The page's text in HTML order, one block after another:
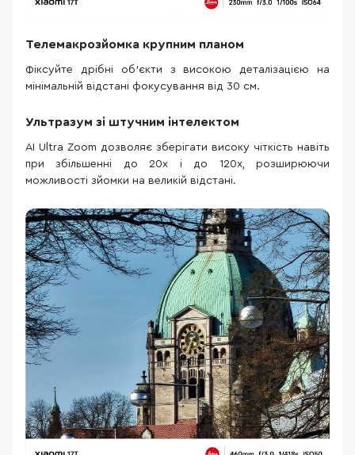
Телемакрозйомка крупним планом
Фіксуйте дрібні об’єкти з високою деталізацією на
мінімальній відстані фокусування від 30 см.
Ультразум зі штучним інтелектом
AI Ultra Zoom дозволяє зберігати високу чіткість навіть
при збільшенні до 20x і до 120x, розширюючи
можливості зйомки на великій відстані.